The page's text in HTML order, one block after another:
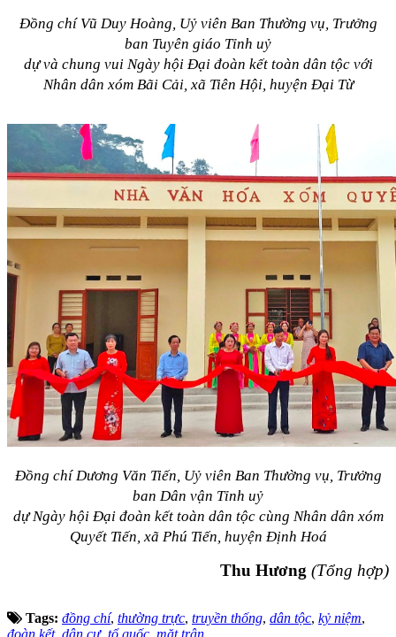
Đồng chí Vũ Duy Hoàng, Uỷ viên Ban Thường vụ, Trưởng
ban Tuyên giáo Tỉnh uỷ
dự và chung vui Ngày hội Đại đoàn kết toàn dân tộc với
Nhân dân xóm Bãi Cải, xã Tiên Hội, huyện Đại Từ
Đồng chí Dương Văn Tiến, Uỷ viên Ban Thường vụ, Trưởng
ban Dân vận Tỉnh uỷ
dự Ngày hội Đại đoàn kết toàn dân tộc cùng Nhân dân xóm
Quyết Tiến, xã Phú Tiến, huyện Định Hoá
Thu Hương (Tổng hợp)
Tags: đồng chí, thường trực, truyền thống, dân tộc, kỷ niệm,